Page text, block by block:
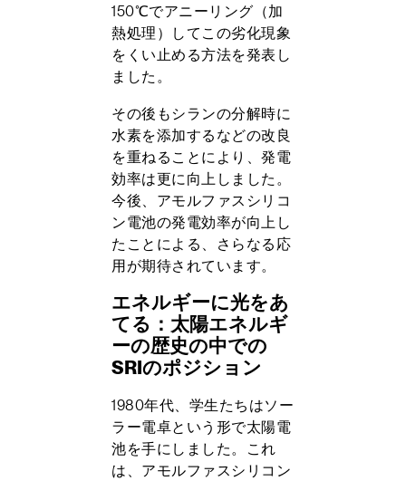
150℃でアニーリング（加
熱処理）してこの劣化現象
をくい止める方法を発表し
ました。
その後もシランの分解時に
水素を添加するなどの改良
を重ねることにより、発電
効率は更に向上しました。
今後、アモルファスシリコ
ン電池の発電効率が向上し
たことによる、さらなる応
用が期待されています。
エネルギーに光をあ
てる：太陽エネルギ
ーの歴史の中での
SRIのポジション
1980年代、学生たちはソー
ラー電卓という形で太陽電
池を手にしました。これ
は、アモルファスシリコン